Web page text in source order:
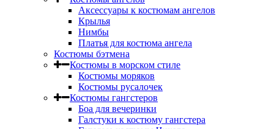
Аксессуары к костюмам ангелов
Крылья
Нимбы
Платья для костюма ангела
Костюмы бэтмена
Костюмы в морском стиле
Костюмы моряков
Костюмы русалочек
Костюмы гангстеров
Боа для вечеринки
Галстуки к костюму гангстера